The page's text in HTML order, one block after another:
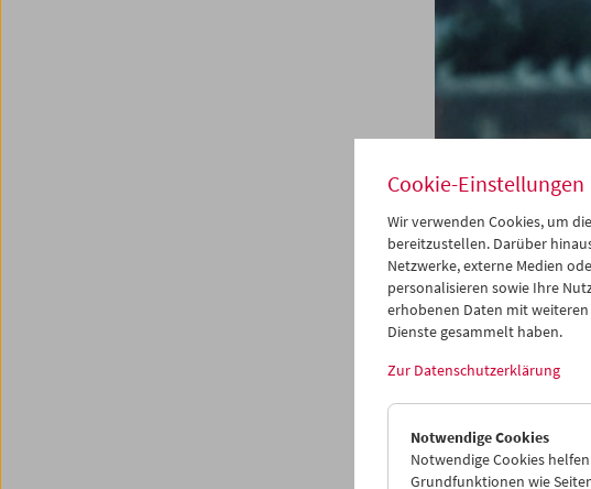
am rand : die
Das
14. bis 22.
Das Projektam rand
von heute, die Wien
Cookie-Einstellungen
Wir verwenden Cookies, um
bereitzustellen. Darüber
Netzwerke, externe Medien
personalisieren sowie Ihre
erhobenen Daten mit
Dienste gesammelt haben.
Zur Datenschutzerklärung
Notwendige Cookies
Notwendige Cookies
Grundfunktionen wie